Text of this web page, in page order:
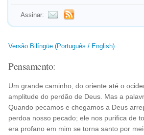
Assinar:
Versão Bilíngüe (Português / English)
Pensamento:
Um grande caminho, do oriente até o
amplitude do perdão de Deus. Mas a
Quando pecamos e chegamos a Deus
perdoa nosso pecado; ele nos purifica de
era profano em mim se torna santo por